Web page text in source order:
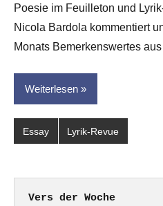
Poesie im Feuilleton und
Nicola Bardola kommentiert
Monats Bemerkenswertes
Weiterlesen
Essay Lyrik-Revue
Vers der Woche